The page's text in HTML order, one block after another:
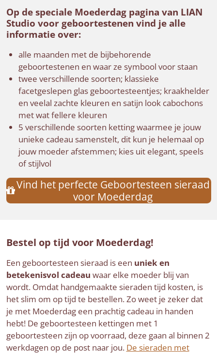
Op de speciale Moederdag pagina van LIAN
Studio voor geboortestenen vind je alle
informatie over:
alle maanden met de bijbehorende
geboortestenen en waar ze symbool voor staan
twee verschillende soorten; klassieke
facetgeslepen glas geboortesteentjes; kraakhelder
en veelal zachte kleuren en satijn look cabochons
met wat fellere kleuren
5 verschillende soorten ketting waarmee je jouw
unieke cadeau samenstelt, dit kun je helemaal op
jouw moeder afstemmen; kies uit elegant, speels
of stijlvol
Vind het perfecte Geboortesteen sieraad
voor Moederdag
Bestel op tijd voor Moederdag!
Een geboortesteen sieraad is een uniek en
betekenisvol cadeau waar elke moeder blij van
wordt. Omdat handgemaakte sieraden tijd kosten, is
het slim om op tijd te bestellen. Zo weet je zeker dat
je met Moederdag een prachtig cadeau in handen
hebt! De geboortesteen kettingen met 1
geboortesteen zijn op voorraad, deze gaan al binnen 2
werkdagen op de post naar jou. De sieraden met